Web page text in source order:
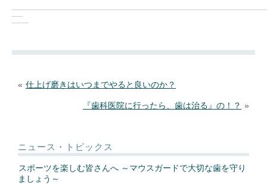
« 仕上げ磨きはいつまでやると良いのか？
『歯科医院に行ったら、歯は治る』の！？ »
ニュース・トピックス
スポーツを楽しむ皆さんへ ～マウスガードで大切な歯を守り
ましょう～